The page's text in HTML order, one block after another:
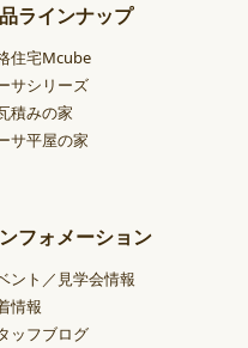
ラインナップ
住宅Mcube
サシリーズ
積みの家
サ平屋の家
フォメーション
ント／見学会情報
情報
ッフブログ